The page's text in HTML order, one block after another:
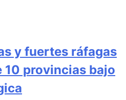
y fuertes ráfagas
10 provincias bajo